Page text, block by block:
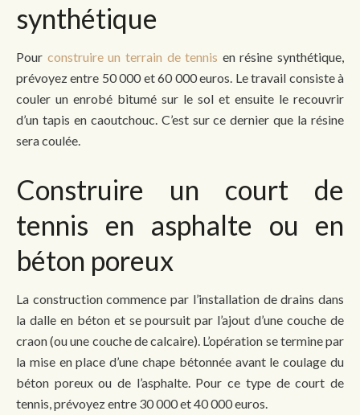
synthétique
Pour construire un terrain de tennis en résine synthétique,
prévoyez entre 50 000 et 60 000 euros. Le travail consiste à
couler un enrobé bitumé sur le sol et ensuite le recouvrir
d’un tapis en caoutchouc. C’est sur ce dernier que la résine
sera coulée.
Construire un court de
tennis en asphalte ou en
béton poreux
La construction commence par l’installation de drains dans
la dalle en béton et se poursuit par l’ajout d’une couche de
craon (ou une couche de calcaire). L’opération se termine par
la mise en place d’une chape bétonnée avant le coulage du
béton poreux ou de l’asphalte. Pour ce type de court de
tennis, prévoyez entre 30 000 et 40 000 euros.